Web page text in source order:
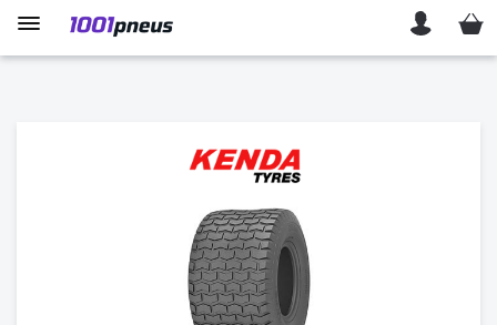
Mon